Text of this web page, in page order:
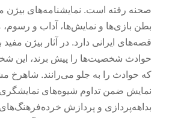
صحنه رفته است. نمایشنامه‌های بیژن
بطن بازی‌ها و نمایش‌ها، آداب و رسوم،
قصه‌های ایرانی دارد. در آثار بیژن
حوادث شخصیت‌ها را پیش برند، این
که حوادث را به جلو می‌رانند. شاهرخ
نمایش ضمن تداوم شیوه‌های نمایشگری
بداهه‌پردازی و پردازش